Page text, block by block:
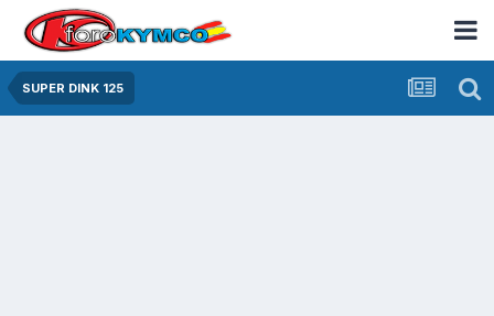
SUPER DINK 125